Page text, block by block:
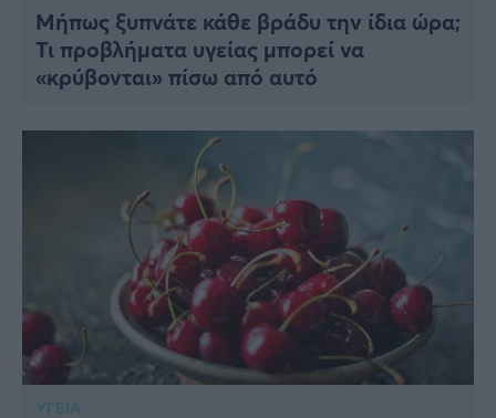
Μήπως ξυπνάτε κάθε βράδυ την ίδια ώρα;
Τι προβλήματα υγείας μπορεί να
«κρύβονται» πίσω από αυτό
ΥΓΕΙΑ